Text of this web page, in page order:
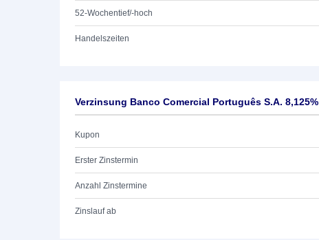
52-Wochentief/-hoch
Handelszeiten
Verzinsung Banco Comercial Português S.A. 8,125%
Kupon
Erster Zinstermin
Anzahl Zinstermine
Zinslauf ab